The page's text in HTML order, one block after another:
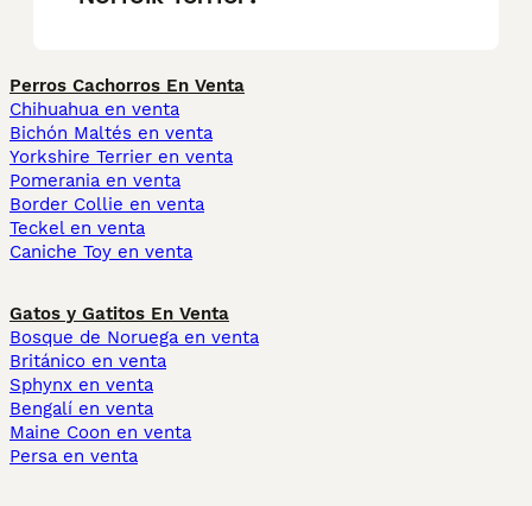
Perros Cachorros En Venta
Chihuahua en venta
Bichón Maltés en venta
Yorkshire Terrier en venta
Pomerania en venta
Border Collie en venta
Teckel en venta
Caniche Toy en venta
Gatos y Gatitos En Venta
Bosque de Noruega en venta
Británico en venta
Sphynx en venta
Bengalí en venta
Maine Coon en venta
Persa en venta